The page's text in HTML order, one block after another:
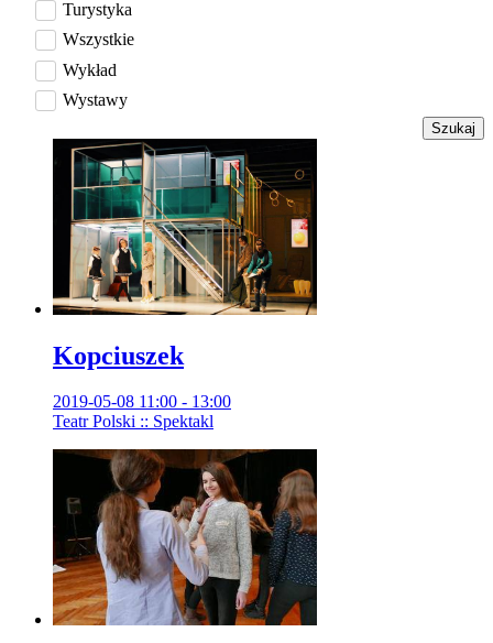
Turystyka
Wszystkie
Wykład
Wystawy
Szukaj
Kopciuszek
2019-05-08 11:00 - 13:00
Teatr Polski :: Spektakl